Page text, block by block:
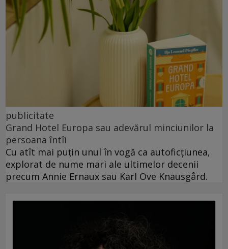
publicitate
Grand Hotel Europa sau adevărul minciunilor la
persoana întîi
Cu atît mai puțin unul în vogă ca autoficțiunea,
explorat de nume mari ale ultimelor decenii
precum Annie Ernaux sau Karl Ove Knausgård.